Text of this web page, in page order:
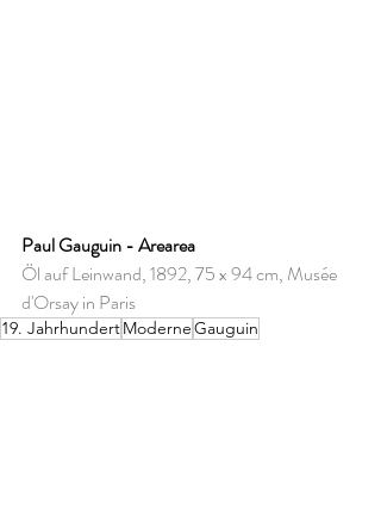
Paul Gauguin - Arearea
Öl auf Leinwand, 1892, 75 x 94 cm, Musée
d'Orsay in Paris
19. JahrhundertModerneGauguin